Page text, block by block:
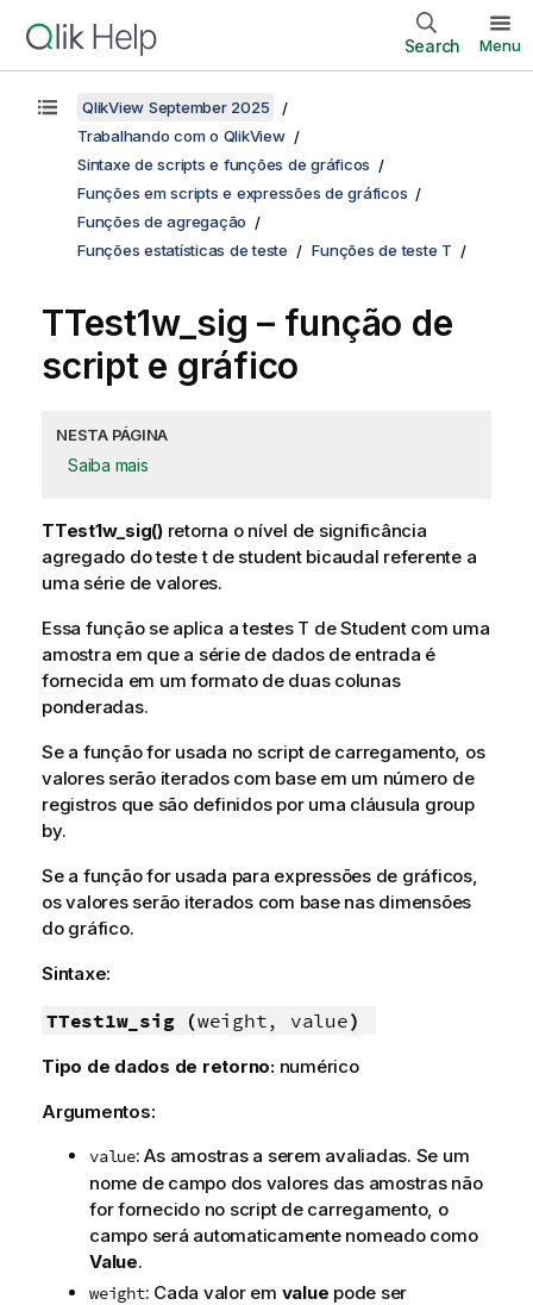
Search Menu
QlikView September 2025
Trabalhando com o QlikView
Sintaxe de scripts e funções de gráficos
Funções em scripts e expressões de gráficos
Funções de agregação
Funções estatísticas de teste
Funções de teste T
TTest1w_sig – função de
script e gráfico
NESTA PÁGINA
Saiba mais
TTest1w_sig()retorna o nível de significância
agregado do teste t de student bicaudal referente a
uma série de valores.
Essa função se aplica a testes T de Student com uma
amostra em que a série de dados de entrada é
fornecida em um formato de duas colunas
ponderadas.
Se a função for usada no script de carregamento, os
valores serão iterados com base em um número de
registros que são definidos por uma cláusula group
by.
Se a função for usada para expressões de gráficos,
os valores serão iterados com base nas dimensões
do gráfico.
Sintaxe:
TTest1w_sig (weight, value)
Tipo de dados de retorno: numérico
Argumentos:
value: As amostras a serem avaliadas. Se um
nome de campo dos valores das amostras não
for fornecido no script de carregamento, o
campo será automaticamente nomeado como
Value.
weight: Cada valor em value pode ser